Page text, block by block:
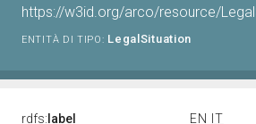
https://w3id.org/arco/resource/
ENTITÀ DI TIPO: LegalSituation
rdfs: label EN
IT